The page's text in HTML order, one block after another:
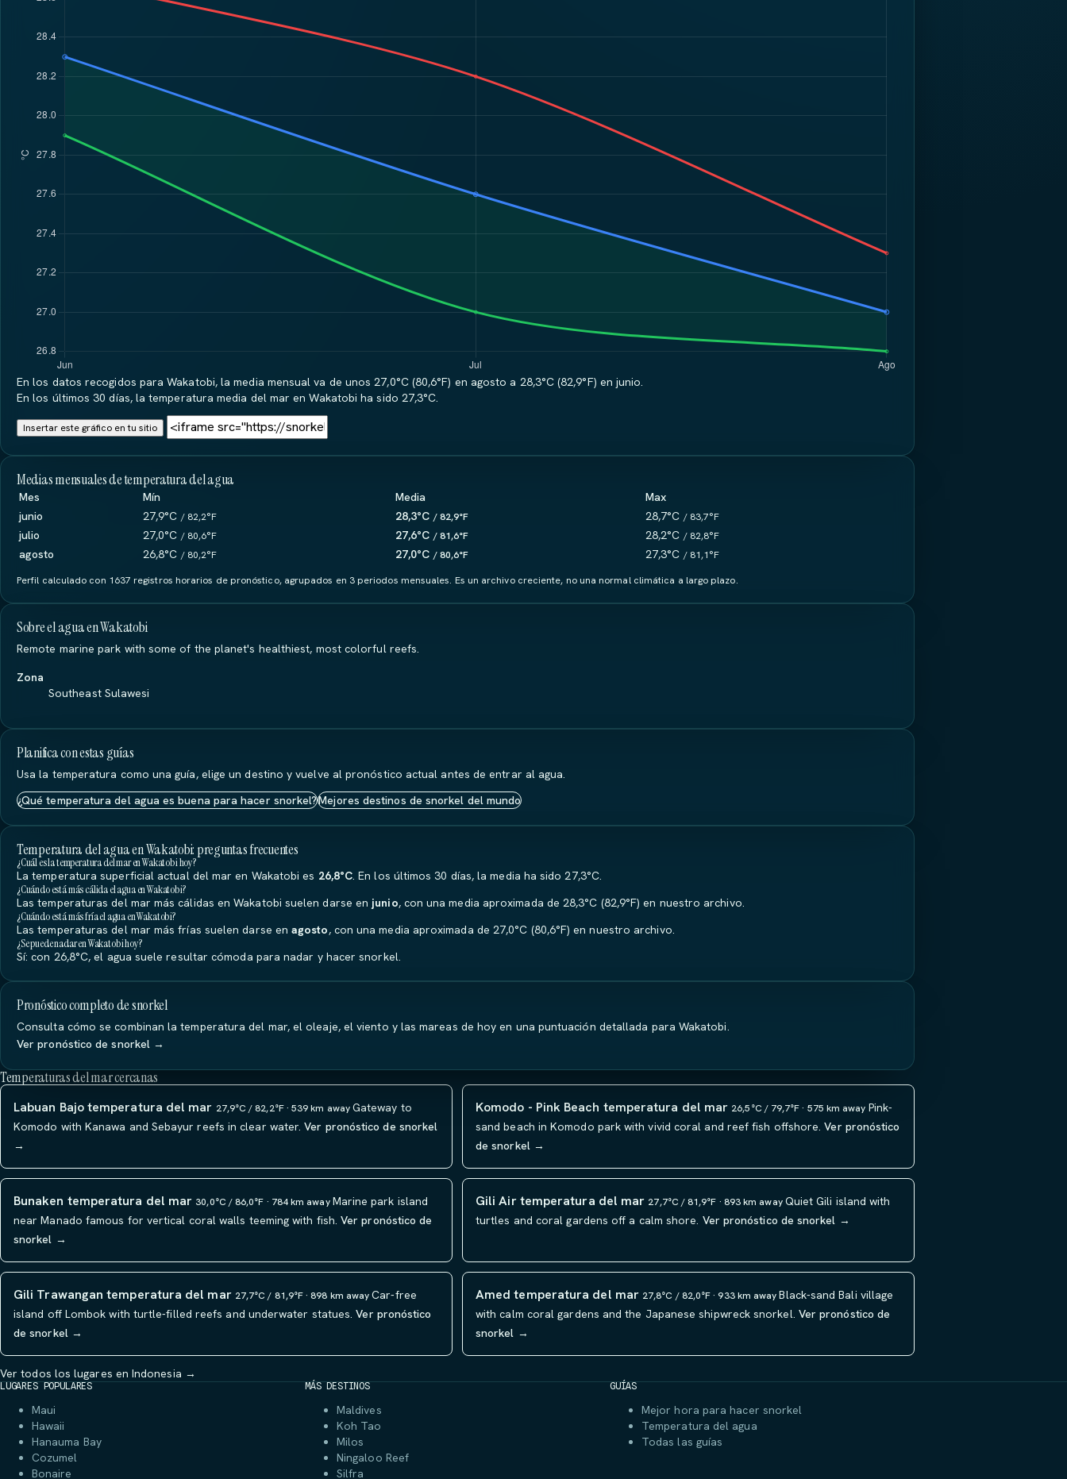
En los datos recogidos para Wakatobi, la media mensual va de unos 27,0°C (80,6°F) en agosto a 28,3°C (82,9°F) en junio.
En los últimos 30 días, la temperatura media del mar en Wakatobi ha sido 27,3°C.
Insertar este gráfico en tu sitio
Medias mensuales de temperatura del agua
Mes Mín Media
Max
junio
27,9°C / 82,2°F 28,3°C / 82,9°F 28,7°C / 83,7°F
julio 27,0°C / 80,6°F 27,6°C / 81,6°F 28,2°C / 82,8°F
agosto 26,8°C / 80,2°F 27,0°C / 80,6°F 27,3°C / 81,1°F
Perfil calculado con 1637 registros horarios de pronóstico, agrupados en 3 periodos mensuales. Es un archivo creciente, no una normal climática a largo plazo.
Sobre el agua en Wakatobi
Remote marine park with some of the planet's healthiest, most colorful reefs.
Zona
Southeast Sulawesi
Planifica con estas guías
Usa la temperatura como una guía, elige un destino y vuelve al pronóstico actual antes de entrar al agua.
¿Qué temperatura del agua es buena para hacer snorkel?Mejores destinos de snorkel del mundo
Temperatura del agua en Wakatobi: preguntas frecuentes
¿Cuál es la temperatura del mar en Wakatobi hoy?
La temperatura superficial actual del mar en Wakatobi es 26,8°C. En los últimos 30 días, la media ha sido 27,3°C.
¿Cuándo está más cálida el agua en Wakatobi?
Las temperaturas del mar más cálidas en Wakatobi suelen darse en junio, con una media aproximada de 28,3°C (82,9°F) en nuestro archivo.
¿Cuándo está más fría el agua en Wakatobi?
Las temperaturas del mar más frías suelen darse enagosto, con una media aproximada de 27,0°C (80,6°F) en nuestro archivo.
¿Se puede nadar en Wakatobi hoy?
Sí: con 26,8°C, el agua suele resultar cómoda para nadar y hacer snorkel.
Pronóstico completo de snorkel
Consulta cómo se combinan la temperatura del mar, el oleaje, el viento y las mareas de hoy en una puntuación detallada para Wakatobi.
Ver pronóstico de snorkel →
Temperaturas del mar cercanas
Labuan Bajo temperatura del mar 27,9°C / 82,2°F · 539 km awayGateway to
Komodo with Kanawa and Sebayur reefs in clear water. Ver pronóstico de snorkel
→
Komodo - Pink Beach temperatura del mar 26,5°C / 79,7°F · 575 km away Pink-
sand beach in Komodo park with vivid coral and reef fish offshore. Ver pronóstico
de snorkel →
Bunaken temperatura del mar 30,0°C / 86,0°F · 784 km awayMarine park island
near Manado famous for vertical coral walls teeming with fish. Ver pronóstico de
snorkel →
Gili Air temperatura del mar 27,7°C / 81,9°F · 893 km awayQuiet Gili island with
turtles and coral gardens off a calm shore. Ver pronóstico de snorkel →
Gili Trawangan temperatura del mar 27,7°C / 81,9°F · 898 km awayCar-free
island off Lombok with turtle-filled reefs and underwater statues. Ver pronóstico
de snorkel →
Amed temperatura del mar 27,8°C / 82,0°F · 933 km away Black-sand Bali village
with calm coral gardens and the Japanese shipwreck snorkel. Ver pronóstico de
snorkel →
Ver todos los lugares en Indonesia →
LUGARES POPULARES
Maui
Hawaii
Hanauma Bay
Cozumel
Bonaire
MÁS DESTINOS
Maldives
Koh Tao
Milos
Ningaloo Reef
Silfra
GUÍAS
Mejor hora para hacer snorkel
Temperatura del agua
Todas las guías